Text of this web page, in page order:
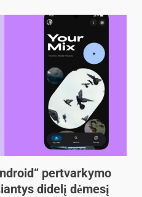
pertvarkymo
didelį dėmesį